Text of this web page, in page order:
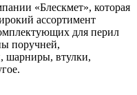
«Блескмет», которая
ассортимент
для перил
поручней,
шарниры, втулки,